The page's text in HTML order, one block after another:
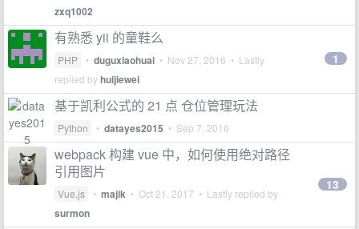
zxq1002
有熟悉 yii 的童鞋么
PHP • duguxiaohuai • Nov 27, 2016 • Lastly
replied byhuijiewei
1
基于凯利公式的 21 点 仓位管理玩法
Python • datayes2015 • Sep 7, 2016
webpack 构建 vue 中，如何使用绝对路径
引用图片
Vue.js • majik • Oct 21, 2017 • Lastly replied by
surmon
13